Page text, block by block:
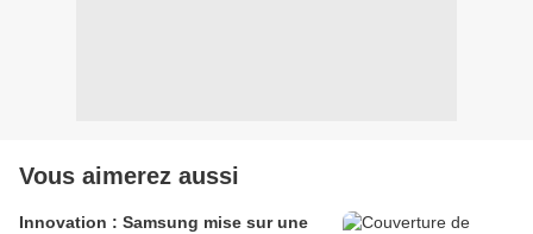
Vous aimerez aussi
Innovation : Samsung mise sur une